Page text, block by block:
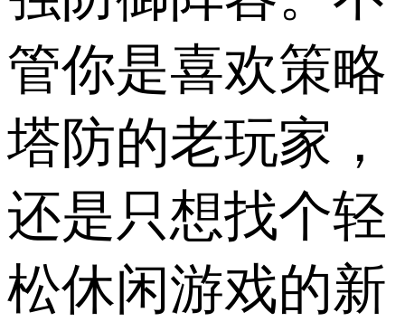
管你是喜欢策略
塔防的老玩家，
还是只想找个轻
松休闲游戏的新